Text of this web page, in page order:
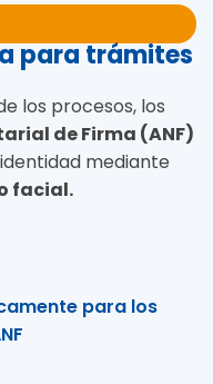
para trámites
los procesos, los
de Firma (ANF)
mediante
facial.
para los